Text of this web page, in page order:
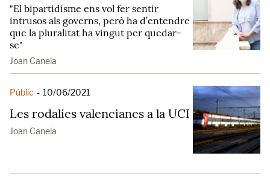
"El bipartidisme ens vol fer sentir
intrusos als governs, però ha d’entendre
que la pluralitat ha vingut per quedar-
se"
Joan Canela
Públic - 10/06/2021
Les rodalies valencianes a la UCI
Joan Canela